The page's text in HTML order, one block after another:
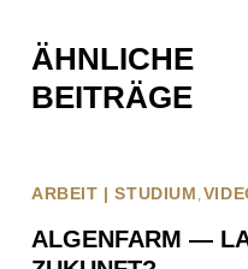
ÄHNLICHE
BEITRÄGE
ARBEIT | STUDIUM
ALGENFARM —